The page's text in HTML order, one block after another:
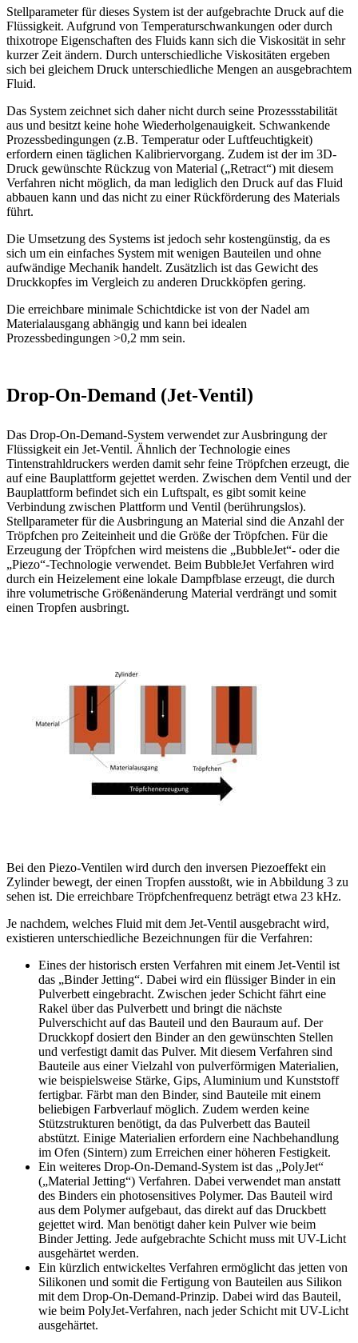
Stellparameter für dieses System ist der aufgebrachte Druck auf die
Flüssigkeit. Aufgrund von Temperaturschwankungen oder durch
thixotrope Eigenschaften des Fluids kann sich die Viskosität in sehr
kurzer Zeit ändern. Durch unterschiedliche Viskositäten ergeben
sich bei gleichem Druck unterschiedliche Mengen an ausgebrachtem
Fluid.
Das System zeichnet sich daher nicht durch seine Prozessstabilität
aus und besitzt keine hohe Wiederholgenauigkeit. Schwankende
Prozessbedingungen (z.B. Temperatur oder Luftfeuchtigkeit)
erfordern einen täglichen Kalibriervorgang. Zudem ist der im 3D-
Druck gewünschte Rückzug von Material („Retract“) mit diesem
Verfahren nicht möglich, da man lediglich den Druck auf das Fluid
abbauen kann und das nicht zu einer Rückförderung des Materials
führt.
Die Umsetzung des Systems ist jedoch sehr kostengünstig, da es
sich um ein einfaches System mit wenigen Bauteilen und ohne
aufwändige Mechanik handelt. Zusätzlich ist das Gewicht des
Druckkopfes im Vergleich zu anderen Druckköpfen gering.
Die erreichbare minimale Schichtdicke ist von der Nadel am
Materialausgang abhängig und kann bei idealen
Prozessbedingungen >0,2 mm sein.
Drop-On-Demand (Jet-Ventil)
Das Drop-On-Demand-System verwendet zur Ausbringung der
Flüssigkeit ein Jet-Ventil. Ähnlich der Technologie eines
Tintenstrahldruckers werden damit sehr feine Tröpfchen erzeugt, die
auf eine Bauplattform gejettet werden. Zwischen dem Ventil und der
Bauplattform befindet sich ein Luftspalt, es gibt somit keine
Verbindung zwischen Plattform und Ventil (berührungslos).
Stellparameter für die Ausbringung an Material sind die Anzahl der
Tröpfchen pro Zeiteinheit und die Größe der Tröpfchen. Für die
Erzeugung der Tröpfchen wird meistens die „BubbleJet“- oder die
„Piezo“-Technologie verwendet. Beim BubbleJet Verfahren wird
durch ein Heizelement eine lokale Dampfblase erzeugt, die durch
ihre volumetrische Größenänderung Material verdrängt und somit
einen Tropfen ausbringt.
Bei den Piezo-Ventilen wird durch den inversen Piezoeffekt ein
Zylinder bewegt, der einen Tropfen ausstoßt, wie in Abbildung 3 zu
sehen ist. Die erreichbare Tröpfchenfrequenz beträgt etwa 23 kHz.
Je nachdem, welches Fluid mit dem Jet-Ventil ausgebracht wird,
existieren unterschiedliche Bezeichnungen für die Verfahren:
Eines der historisch ersten Verfahren mit einem Jet-Ventil ist
das „Binder Jetting“. Dabei wird ein flüssiger Binder in ein
Pulverbett eingebracht. Zwischen jeder Schicht fährt eine
Rakel über das Pulverbett und bringt die nächste
Pulverschicht auf das Bauteil und den Bauraum auf. Der
Druckkopf dosiert den Binder an den gewünschten Stellen
und verfestigt damit das Pulver. Mit diesem Verfahren sind
Bauteile aus einer Vielzahl von pulverförmigen Materialien,
wie beispielsweise Stärke, Gips, Aluminium und Kunststoff
fertigbar. Färbt man den Binder, sind Bauteile mit einem
beliebigen Farbverlauf möglich. Zudem werden keine
Stützstrukturen benötigt, da das Pulverbett das Bauteil
abstützt. Einige Materialien erfordern eine Nachbehandlung
im Ofen (Sintern) zum Erreichen einer höheren Festigkeit.
Ein weiteres Drop-On-Demand-System ist das „PolyJet“
(„Material Jetting“) Verfahren. Dabei verwendet man anstatt
des Binders ein photosensitives Polymer. Das Bauteil wird
aus dem Polymer aufgebaut, das direkt auf das Druckbett
gejettet wird. Man benötigt daher kein Pulver wie beim
Binder Jetting. Jede aufgebrachte Schicht muss mit UV-Licht
ausgehärtet werden.
Ein kürzlich entwickeltes Verfahren ermöglicht das jetten von
Silikonen und somit die Fertigung von Bauteilen aus Silikon
mit dem Drop-On-Demand-Prinzip. Dabei wird das Bauteil,
wie beim PolyJet-Verfahren, nach jeder Schicht mit UV-Licht
ausgehärtet.